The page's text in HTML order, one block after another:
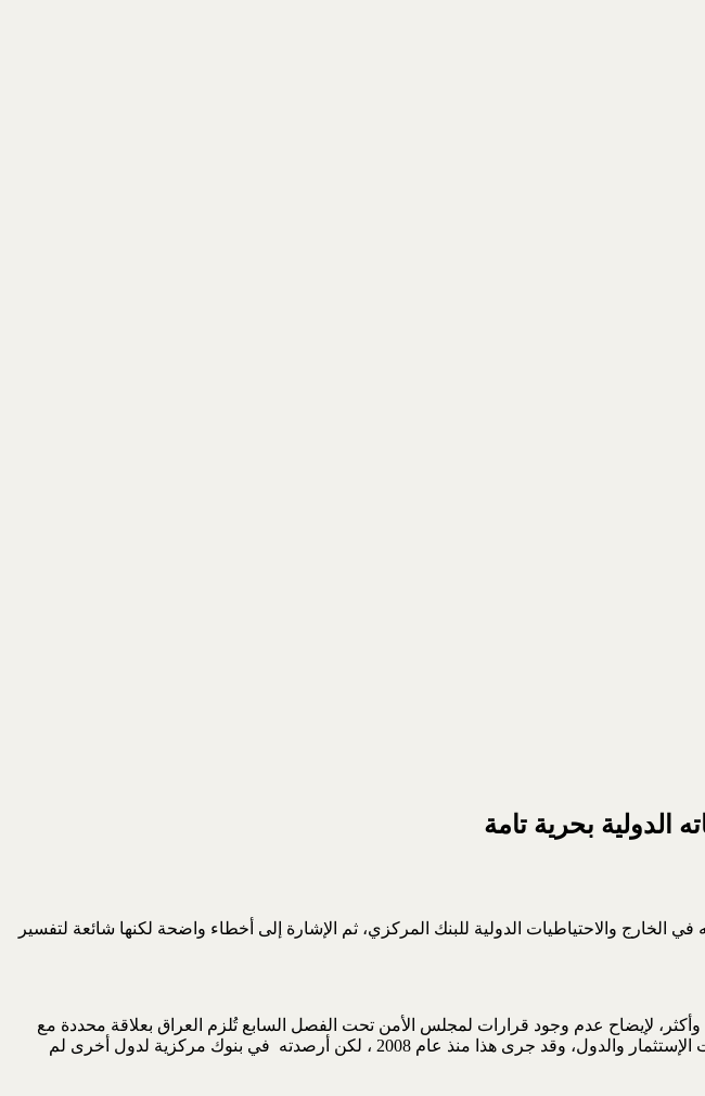
الدولية بحرية تامة
الخارج والاحتياطيات الدولية للبنك المركزي، ثم الإشارة إلى أخطاء واضحة لكنها شائعة لتفسير
لإيضاح عدم وجود قرارات لمجلس الأمن تحت الفصل السابع تُلزم العراق بعلاقة محددة مع
الاحتياطي الفدرالي الأمريكي. والعراق له الحق ويستطيع تنويع إحتياطيات البنك المركزي في العملات وأدوات الإستثمار والدول، وقد جرى هذا منذ عام 2008 ، لكن أرصدته في بنوك مركزية لدول أخرى لم